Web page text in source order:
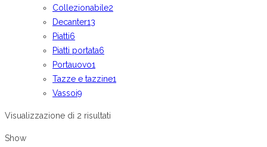
Collezionabile2
Decanter13
Piatti6
Piatti portata6
Portauovo1
Tazze e tazzine1
Vassoi9
Visualizzazione di 2 risultati
Show